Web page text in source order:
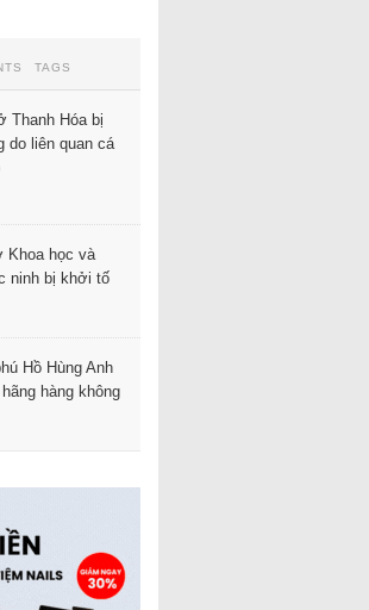
TAGS
Thanh Hóa bị
do liên quan cá
Khoa học và
ninh bị khởi tố
Hồ Hùng Anh
hàng không